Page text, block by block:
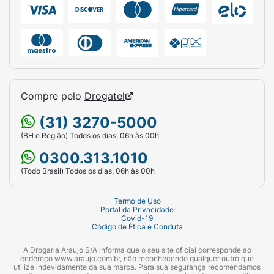
PEG-150, Parfum/perfume, Disodium
EDTA/edetato dissódico, Polyquaternium-
10/poliquatérnio-10.
Mantenha fora do alcance das crianças. Deve
ser aplicado por adulto ou sob sua
supervisão. Evitar contato com os olhos. Não
usar na pele irritada ou lesionada. Em caso de
irritação, suspender o uso e procurar um
médico. Conservar em local fresco e ao
abrigo da luz solar direta. Este produto foi
formulado de maneira a minimizar possível
surgimento de alergia.
Compre pelo Drogatel
(31) 3270-5000
(BH e Região) Todos os dias, 06h às 00h
0300.313.1010
(Todo Brasil) Todos os dias, 06h às 00h
Termo de Uso
Portal da Privacidade
Covid-19
Código de Ética e Conduta
A Drogaria Araujo S/A informa que o seu site oficial corresponde ao
endereço www.araujo.com.br, não reconhecendo qualquer outro que
utilize indevidamente da sua marca. Para sua segurança recomendamos